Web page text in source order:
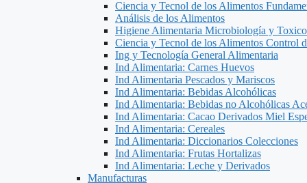
Ciencia y Tecnol de los Alimentos
Análisis de los Alimentos
Higiene Alimentaria Microbiología y
Ciencia y Tecnol de los Alimentos Control
Ing y Tecnología General Alimentaria
Ind Alimentaria: Carnes Huevos
Ind Alimentaria Pescados y Mariscos
Ind Alimentaria: Bebidas Alcohólicas
Ind Alimentaria: Bebidas no Alcohólicas
Ind Alimentaria: Cacao Derivados Miel
Ind Alimentaria: Cereales
Ind Alimentaria: Diccionarios Colecciones
Ind Alimentaria: Frutas Hortalizas
Ind Alimentaria: Leche y Derivados
Manufacturas